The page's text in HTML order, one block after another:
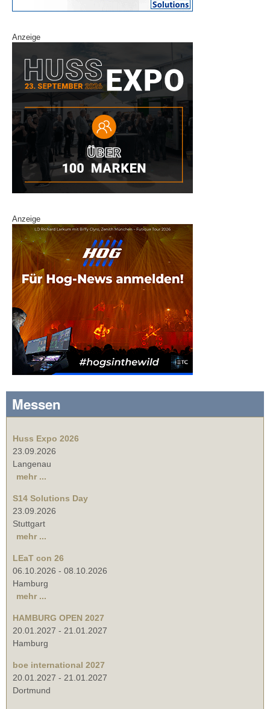
Anzeige
Anzeige
Messen
Huss Expo 2026
23.09.2026
Langenau
mehr ...
S14 Solutions Day
23.09.2026
Stuttgart
mehr ...
LEaT con 26
06.10.2026 - 08.10.2026
Hamburg
mehr ...
HAMBURG OPEN 2027
20.01.2027 - 21.01.2027
Hamburg
boe international 2027
20.01.2027 - 21.01.2027
Dortmund